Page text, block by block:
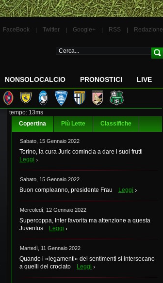
FaceBook Twitter Google+ RSS Redazione
NONSOLOCALCIO PRONOSTICI LIVE
tempo: 13ms
Copertina
Più Lette Classifiche
Sabato, 15 Gennaio 2022
Torino, la cura Juric comincia a dare i suoi frutti
Leggi
Sabato, 15 Gennaio 2022
Buon compleanno, presidente Frau Leggi
Mercoledì, 12 Gennaio 2022
Supercoppa, Inter favorita ma attenzione a questa
Juventus
Leggi
Martedì, 11 Gennaio 2022
Quando i «legamenti« dei sentimenti si intersecano
a quelli del crociato
Leggi